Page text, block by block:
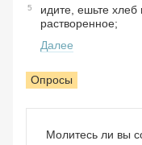
5
идите, ешьте
растворенное;
Далее
Опросы
Молитесь ли вы